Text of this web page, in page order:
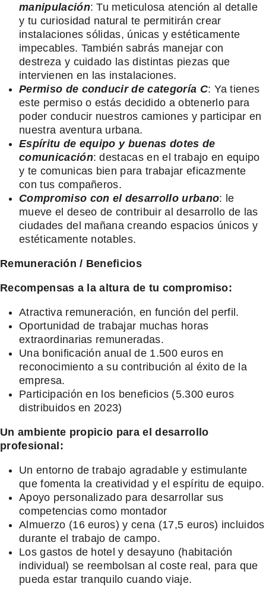
manipulación: Tu meticulosa atención al detalle
y tu curiosidad natural te permitirán crear
instalaciones sólidas, únicas y estéticamente
impecables. También sabrás manejar con
destreza y cuidado las distintas piezas que
intervienen en las instalaciones.
Permiso de conducir de categoría C: Ya tienes
este permiso o estás decidido a obtenerlo para
poder conducir nuestros camiones y participar en
nuestra aventura urbana.
Espíritu de equipo y buenas dotes de
comunicación: destacas en el trabajo en equipo
y te comunicas bien para trabajar eficazmente
con tus compañeros.
Compromiso con el desarrollo urbano: le
mueve el deseo de contribuir al desarrollo de las
ciudades del mañana creando espacios únicos y
estéticamente notables.
Remuneración / Beneficios
Recompensas a la altura de tu compromiso:
Atractiva remuneración, en función del perfil.
Oportunidad de trabajar muchas horas
extraordinarias remuneradas.
Una bonificación anual de 1.500 euros en
reconocimiento a su contribución al éxito de la
empresa.
Participación en los beneficios (5.300 euros
distribuidos en 2023)
Un ambiente propicio para el desarrollo
profesional:
Un entorno de trabajo agradable y estimulante
que fomenta la creatividad y el espíritu de equipo.
Apoyo personalizado para desarrollar sus
competencias como montador
Almuerzo (16 euros) y cena (17,5 euros) incluidos
durante el trabajo de campo.
Los gastos de hotel y desayuno (habitación
individual) se reembolsan al coste real, para que
pueda estar tranquilo cuando viaje.